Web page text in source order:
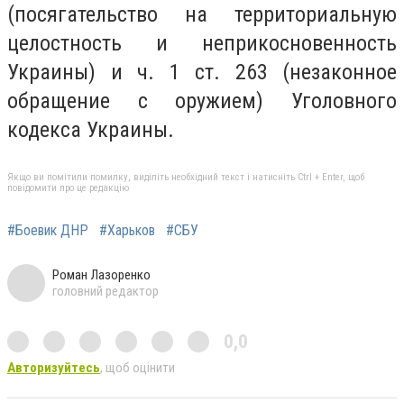
(посягательство на территориальную
целостность и неприкосновенность
Украины) и ч. 1 ст. 263 (незаконное
обращение с оружием) Уголовного
кодекса Украины.
Якщо ви помітили помилку, виділіть необхідний текст і натисніть Ctrl + Enter, щоб
повідомити про це редакцію
#Боевик ДНР #Харьков #СБУ
Роман Лазоренко
головний редактор
0,0
Авторизуйтесь, щоб оцінити